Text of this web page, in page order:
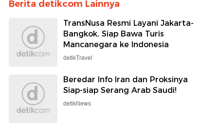
Berita detikcom Lainnya
TransNusa Resmi Layani Jakarta-
Bangkok, Siap Bawa Turis
Mancanegara ke Indonesia
detikTravel
Beredar Info Iran dan Proksinya
Siap-siap Serang Arab Saudi!
detikNews